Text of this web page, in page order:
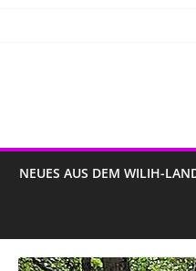
NEUES AUS DEM WILIH-